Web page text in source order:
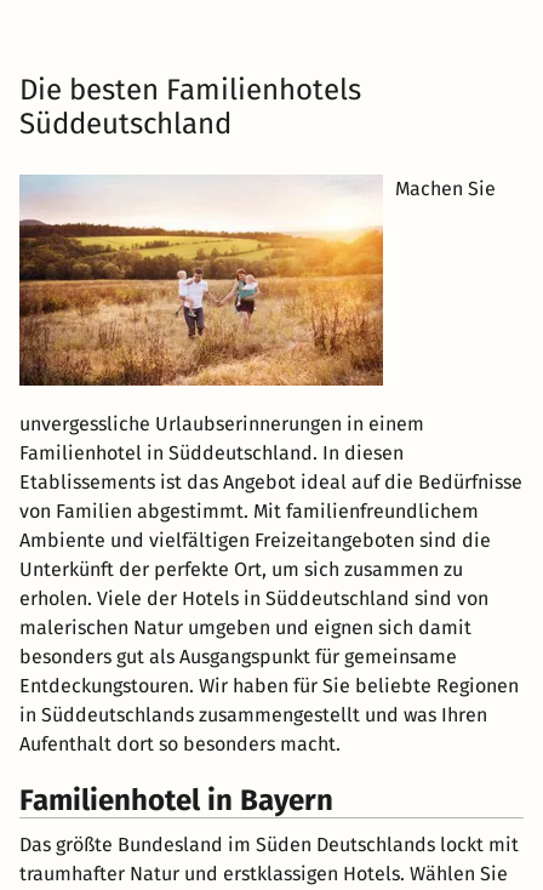
Die besten Familienhotels
Süddeutschland
Machen Sie
unvergessliche Urlaubserinnerungen in einem
Familienhotel in Süddeutschland. In diesen
Etablissements ist das Angebot ideal auf die Bedürfnisse
von Familien abgestimmt. Mit familienfreundlichem
Ambiente und vielfältigen Freizeitangeboten sind die
Unterkünft der perfekte Ort, um sich zusammen zu
erholen. Viele der Hotels in Süddeutschland sind von
malerischen Natur umgeben und eignen sich damit
besonders gut als Ausgangspunkt für gemeinsame
Entdeckungstouren. Wir haben für Sie beliebte Regionen
in Süddeutschlands zusammengestellt und was Ihren
Aufenthalt dort so besonders macht.
Familienhotel in Bayern
Das größte Bundesland im Süden Deutschlands lockt mit
traumhafter Natur und erstklassigen Hotels. Wählen Sie